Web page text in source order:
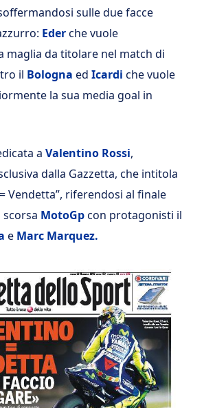
sulle due facce
Ederche vuole
maglia da titolare nel match di
il Bologna ed Icardi che vuole
la sua media goal in
a Valentino Rossi,
dalla Gazzetta, che intitola
Vendetta”, riferendosi al finale
MotoGpcon protagonisti il
e Marc Marquez.